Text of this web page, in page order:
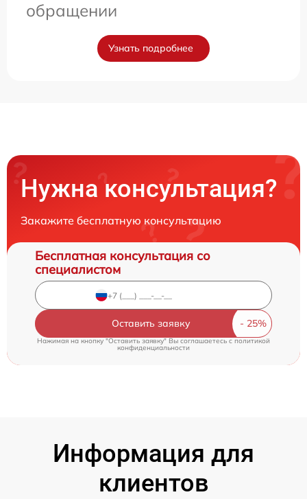
обращении
Узнать подробнее
Нужна консультация?
Закажите бесплатную консультацию
Бесплатная консультация со
специалистом
Оставить заявку
Нажимая на кнопку "Оставить заявку" Вы соглашаетесь c политикой
конфиденциальности
Информация для
клиентов